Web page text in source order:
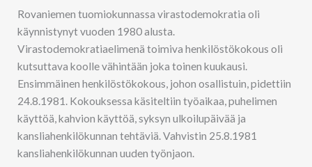
Rovaniemen tuomiokunnassa virastodemokratia oli
käynnistynyt vuoden 1980 alusta.
Virastodemokratiaelimenä toimiva henkilöstökokous oli
kutsuttava koolle vähintään joka toinen kuukausi.
Ensimmäinen henkilöstökokous, johon osallistuin, pidettiin
24.8.1981. Kokouksessa käsiteltiin työaikaa, puhelimen
käyttöä, kahvion käyttöä, syksyn ulkoilupäivää ja
kansliahenkilökunnan tehtäviä. Vahvistin 25.8.1981
kansliahenkilökunnan uuden työnjaon.